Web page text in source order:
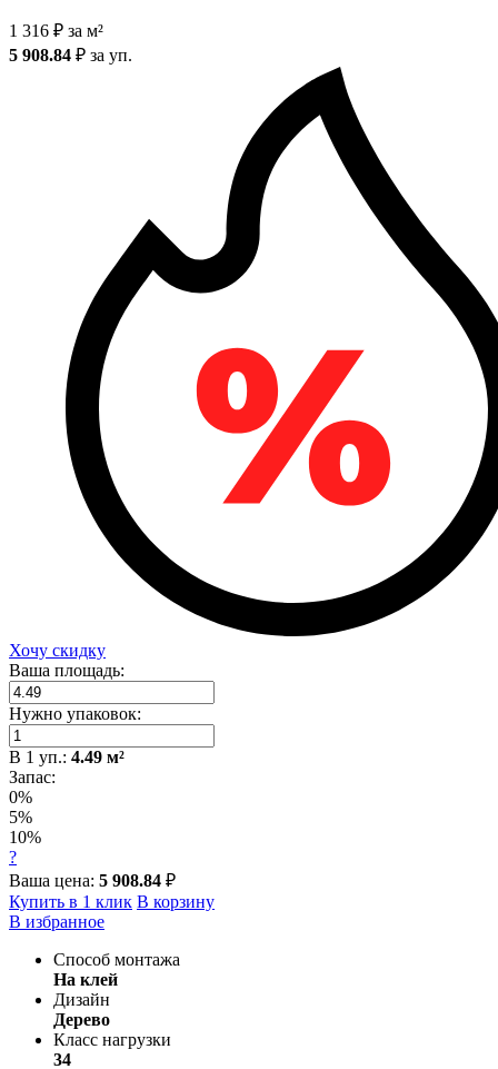
1 316 ₽ за м²
5 908.84 ₽ за уп.
Хочу скидку
Ваша площадь:
Нужно упаковок:
В 1 уп.: 4.49 м²
Запас:
0%
5%
10%
?
Ваша цена: 5 908.84 ₽
Купить в 1 клик В корзину
В избранное
Способ монтажа
На клей
Дизайн
Дерево
Класс нагрузки
34